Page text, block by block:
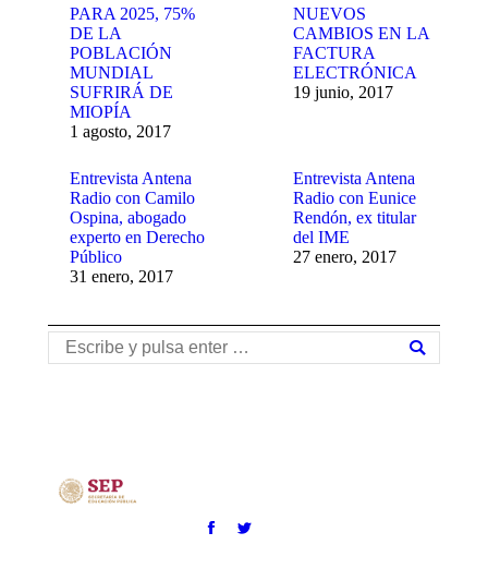
PARA 2025, 75%
DE LA
POBLACIÓN
MUNDIAL
SUFRIRÁ DE
MIOPÍA
1 agosto, 2017
NUEVOS
CAMBIOS EN LA
FACTURA
ELECTRÓNICA
19 junio, 2017
Entrevista Antena
Radio con Camilo
Ospina, abogado
experto en Derecho
Público
31 enero, 2017
Entrevista Antena
Radio con Eunice
Rendón, ex titular
del IME
27 enero, 2017
Buscar: